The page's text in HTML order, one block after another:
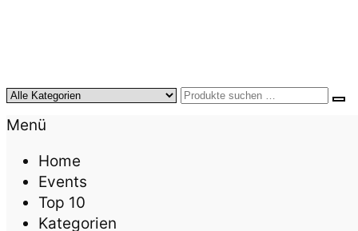
KursTipps.de
Weil Weiterbildung die beste Investition für mehr
Menü
Home
Events
Top 10
Kategorien